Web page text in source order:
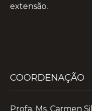
extensão.
COORDENAÇÃO
Profa. Ms. Carmen